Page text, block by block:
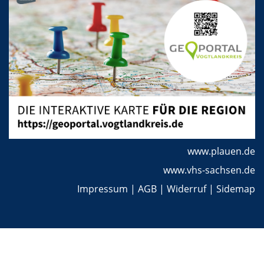
www.plauen.de
www.vhs-sachsen.de
Impressum | AGB | Widerruf| Sidemap